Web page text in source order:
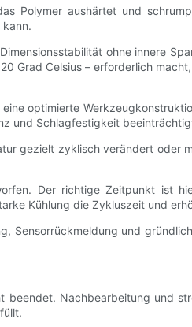
Polymer aushärtet und
ohne innere
Grad Celsius – erforderlich
optimierte
und Schlagfestigkeit
gezielt zyklisch verändert oder
Der richtige Zeitpunkt ist
Kühlung die Zykluszeit und
Sensorrückmeldung und
Nachbearbeitung und